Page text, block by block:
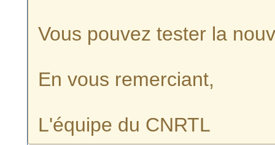
Vous pouvez tester la
En vous remerciant,
L'équipe du CNRTL